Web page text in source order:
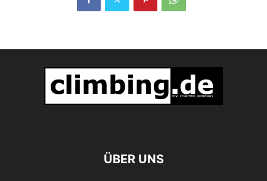
ÜBER UNS